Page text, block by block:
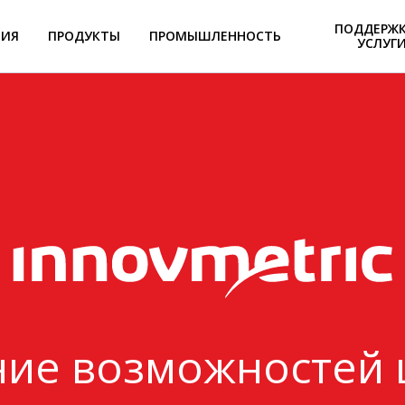
ПРОДУКТЫ ПРОМЫШЛЕННОСТЬ